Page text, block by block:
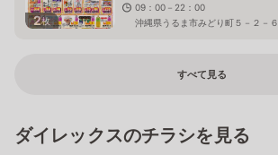
2枚
09：00－22：00
沖縄県うるま市みどり町５－２－６
すべて見る
ダイレックスのチラシを見る